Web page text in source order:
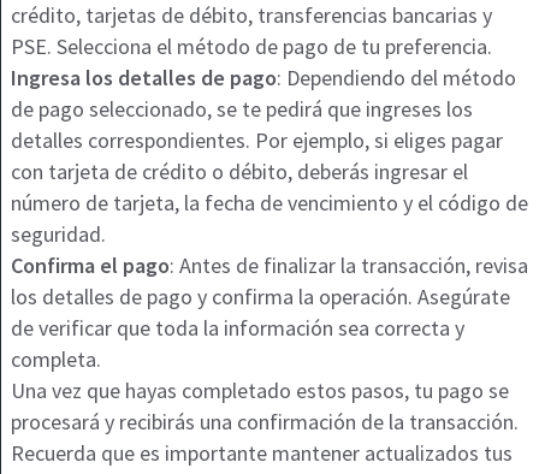
crédito, tarjetas de débito, transferencias bancarias y
PSE. Selecciona el método de pago de tu preferencia.
Ingresa los detalles de pago: Dependiendo del método
de pago seleccionado, se te pedirá que ingreses los
detalles correspondientes. Por ejemplo, si eliges pagar
con tarjeta de crédito o débito, deberás ingresar el
número de tarjeta, la fecha de vencimiento y el código de
seguridad.
Confirma el pago: Antes de finalizar la transacción, revisa
los detalles de pago y confirma la operación. Asegúrate
de verificar que toda la información sea correcta y
completa.
Una vez que hayas completado estos pasos, tu pago se
procesará y recibirás una confirmación de la transacción.
Recuerda que es importante mantener actualizados tus